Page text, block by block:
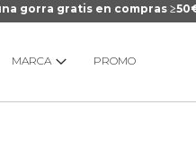
gorra gratis en compras
MARCA PROMO